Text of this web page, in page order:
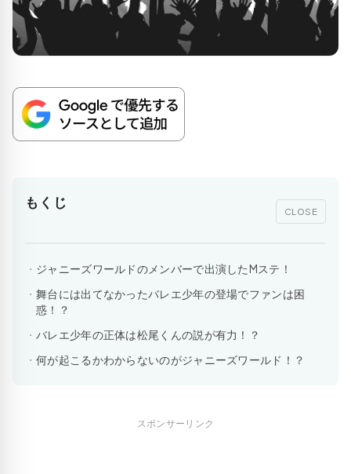
もくじ
CLOSE
ジャニーズワールドのメンバーで出演したMステ！
舞台には出てなかったバレエ少年の登場でファンは困
惑！？
バレエ少年の正体は松尾くんの説が有力！？
何が起こるかわからないのがジャニーズワールド！？
スポンサーリンク